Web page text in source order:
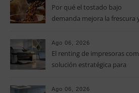
Por qué el tostado bajo
demanda mejora la frescura
especialidad
Ago 06, 2026
El renting de impresoras
solución estratégica para
pymes
Ago 06, 2026